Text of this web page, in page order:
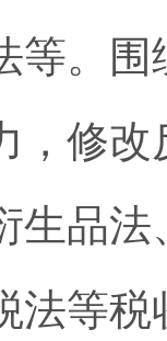
等。
，修
生品
法等